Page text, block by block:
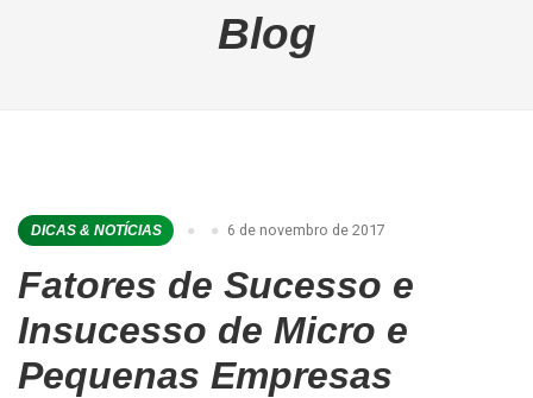
Blog
DICAS & NOTÍCIAS 6 de novembro de 2017
Fatores de Sucesso e
Insucesso de Micro e
Pequenas Empresas